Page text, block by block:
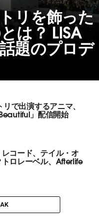
リを飾った
は？ LISA
題のプロデ
で出演するアニマ、
」配信開始
コード、テイル・オ
ロレーベル、Afterlife